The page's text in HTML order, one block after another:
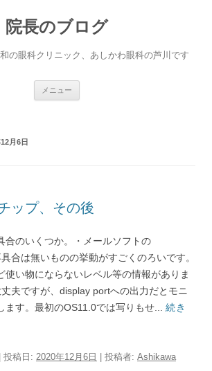
院長のブログ
の眼科クリニック、あしかわ眼科の芦川です
メニュー
月6日
ップ、その後
合のいくつか。・メールソフトの
合は無いものの挙動がすごくのろいです。
使い物にならないレベル等の情報がありま
夫ですが、display portへの出力だとモニ
ます。最初のOS11.0では写りもせ... 続き
| 投稿日: 2020年12月6日 投稿者: Ashikawa